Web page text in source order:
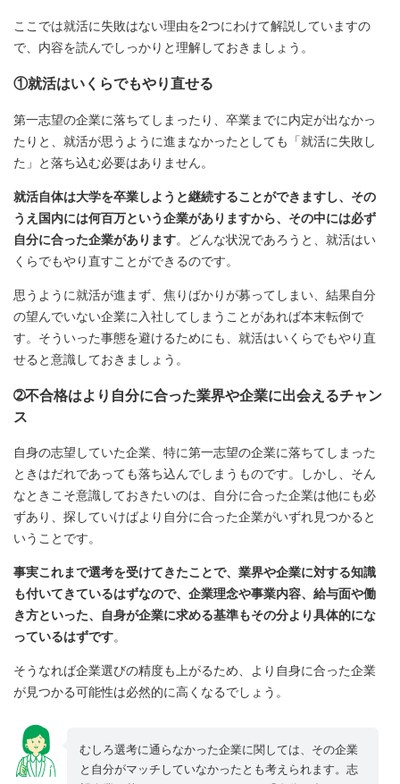
ここでは就活に失敗はない理由を2つにわけて解説していますの
で、内容を読んでしっかりと理解しておきましょう。
①就活はいくらでもやり直せる
第一志望の企業に落ちてしまったり、卒業までに内定が出なかっ
たりと、就活が思うように進まなかったとしても「就活に失敗し
た」と落ち込む必要はありません。
就活自体は大学を卒業しようと継続することができますし、その
うえ国内には何百万という企業がありますから、その中には必ず
自分に合った企業があります。どんな状況であろうと、就活はい
くらでもやり直すことができるのです。
思うように就活が進まず、焦りばかりが募ってしまい、結果自分
の望んでいない企業に入社してしまうことがあれば本末転倒で
す。そういった事態を避けるためにも、就活はいくらでもやり直
せると意識しておきましょう。
➁不合格はより自分に合った業界や企業に出会えるチャン
ス
自身の志望していた企業、特に第一志望の企業に落ちてしまった
ときはだれであっても落ち込んでしまうものです。しかし、そん
なときこそ意識しておきたいのは、自分に合った企業は他にも必
ずあり、探していけばより自分に合った企業がいずれ見つかると
いうことです。
事実これまで選考を受けてきたことで、業界や企業に対する知識
も付いてきているはずなので、企業理念や事業内容、給与面や働
き方といった、自身が企業に求める基準もその分より具体的にな
っているはずです。
そうなれば企業選びの精度も上がるため、より自身に合った企業
が見つかる可能性は必然的に高くなるでしょう。
むしろ選考に通らなかった企業に関しては、その企業
と自分がマッチしていなかったとも考えられます。志